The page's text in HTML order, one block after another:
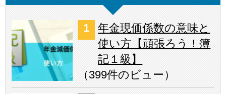
年金現価係数の意味と
使い方【頑張ろう！簿
記１級】
（399件のビュー ）